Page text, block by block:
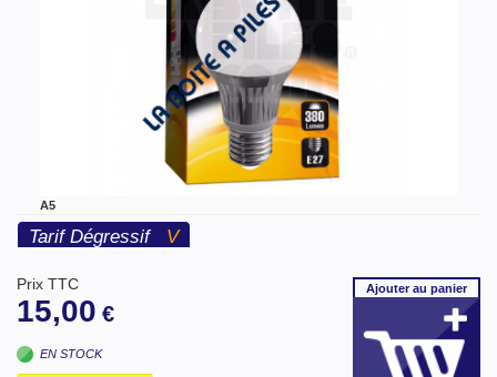
A5
Tarif Dégressif V
Prix TTC
15,00 €
EN STOCK
Ajouterau panier